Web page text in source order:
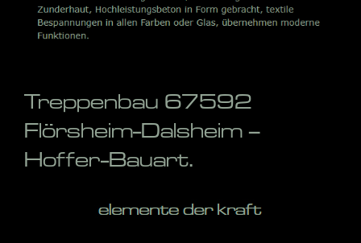
Treppenbau 67592
Flörsheim-Dalsheim –
Hoffer-Bauart.